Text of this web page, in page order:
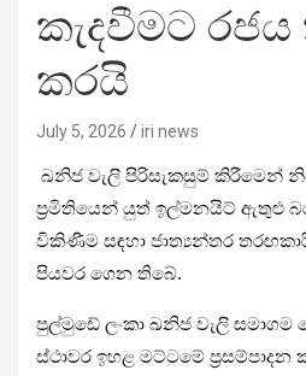
කැදවීමට
කරයි
July 5, 2026 iri news
ඛනිජ වැලි පිරිසැකසුම් කිරීමෙන්
ප්‍රමිතියෙන් යුත් ඉල්මනයිට් ඇතුළු
විකිණීම සඳහා ජාත්‍යන්තර
පියවර ගෙන තිබේ.
පුල්මුඩේ ලංකා ඛනිජ වැලි
ස්ථාවර ඉහළ මට්ටමේ ප්‍රසම්පාදන